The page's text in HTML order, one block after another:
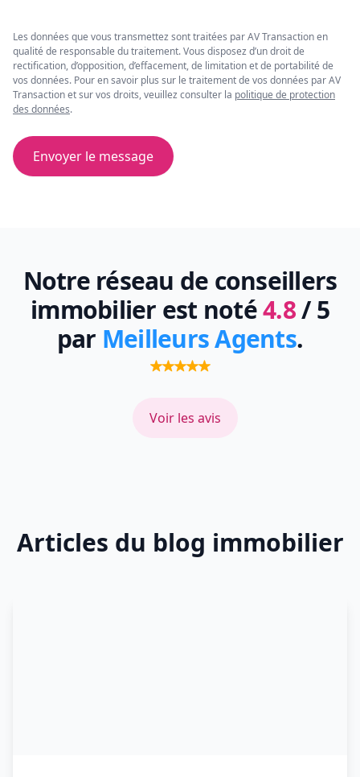
Les données que vous transmettez sont traitées par AV Transaction en
qualité de responsable du traitement. Vous disposez d’un droit de
rectification, d’opposition, d’effacement, de limitation et de portabilité de
vos données. Pour en savoir plus sur le traitement de vos données par AV
Transaction et sur vos droits, veuillez consulter la politique de protection
des données.
Envoyer le message
Notre réseau de conseillers
immobilier est noté4.8/ 5
par Meilleurs Agents.
Voir les avis
Articles du blog immobilier